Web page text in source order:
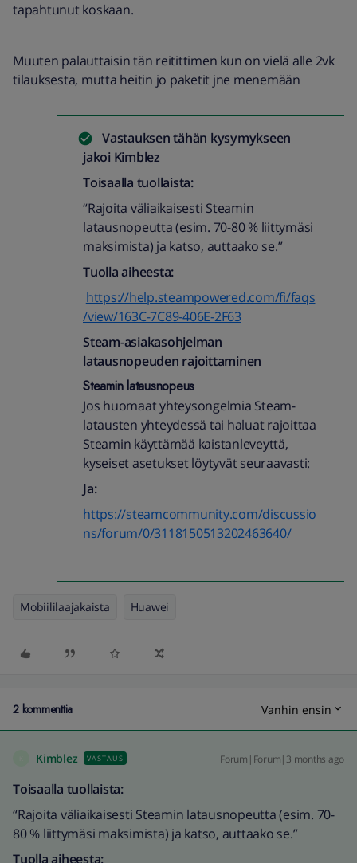
tapahtunut koskaan.
Muuten palauttaisin tän reitittimen kun on vielä alle 2vk
tilauksesta, mutta heitin jo paketit jne menemään
Vastauksen tähän kysymykseen
jakoi Kimblez
Toisaalla tuollaista:
“Rajoita väliaikaisesti Steamin
latausnopeutta (esim. 70-80 % liittymäsi
maksimista) ja katso, auttaako se.”
Tuolla aiheesta:
https://help.steampowered.com/fi/faqs
/view/163C-7C89-406E-2F63
Steam-asiakasohjelman
latausnopeuden rajoittaminen
Steamin latausnopeus
Jos huomaat yhteysongelmia Steam-
latausten yhteydessä tai haluat rajoittaa
Steamin käyttämää kaistanleveyttä,
kyseiset asetukset löytyvät seuraavasti:
Ja:
https://steamcommunity.com/discussio
ns/forum/0/3118150513202463640/
Mobiililaajakaista Huawei
2 kommenttia Vanhin ensin
Kimblez VASTAUS Forum|Forum|3 months ago
Toisaalla tuollaista:
“Rajoita väliaikaisesti Steamin latausnopeutta (esim. 70-
80 % liittymäsi maksimista) ja katso, auttaako se.”
Tuolla aiheesta: